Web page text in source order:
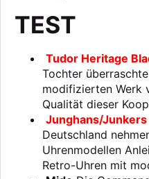
TEST
Tudor Heritage
Tochter
modifizierten Werk
Qualität dieser
Junghans/Junkers
Deutschland
Uhrenmodellen
Retro-Uhren mit